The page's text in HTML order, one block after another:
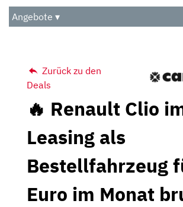
Audio
Das Beste
Angebote ▾
Zurück zu den
Deals
🔥 Renault Clio
Leasing als
Bestellfahrzeug
Euro im Monat